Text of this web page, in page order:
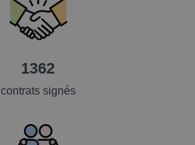
1362
contrats signés